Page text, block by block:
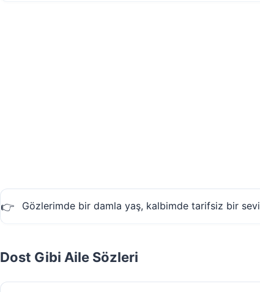
Gözlerimde bir damla yaş, kalbimde tarifsiz bir
Dost Gibi Aile Sözleri